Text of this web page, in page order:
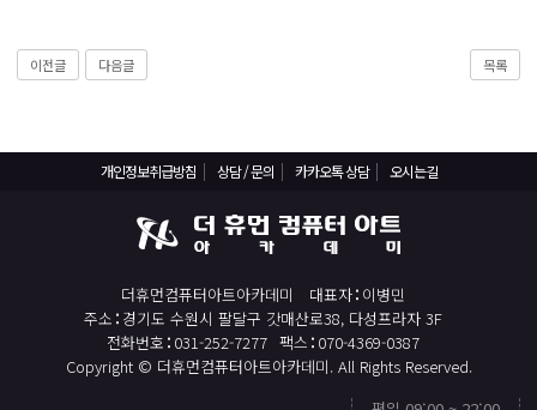
이전글 다음글 목록
개인정보취급방침 상담 / 문의 카카오톡 상담 오시는길
더휴먼컴퓨터아트아카데미 대표자 이병민
주소 경기도 수원시 팔달구 갓매산로38, 다성프라자 3F
전화번호 031-252-7277 팩스 070-4369-0387
Copyright © 더휴먼컴퓨터아트아카데미. All Rights Reserved.
전산세무회계 자격취득과정[전산회계1급/전산세무2급/FAT1급/TAT2급]
직업상담사 2급 (필기+실기) 자격증 취득과정
일러스트 자격증 취득과정(GTQi 1급)
전산회계 1급 / FAT 1급 자격증 취득과정